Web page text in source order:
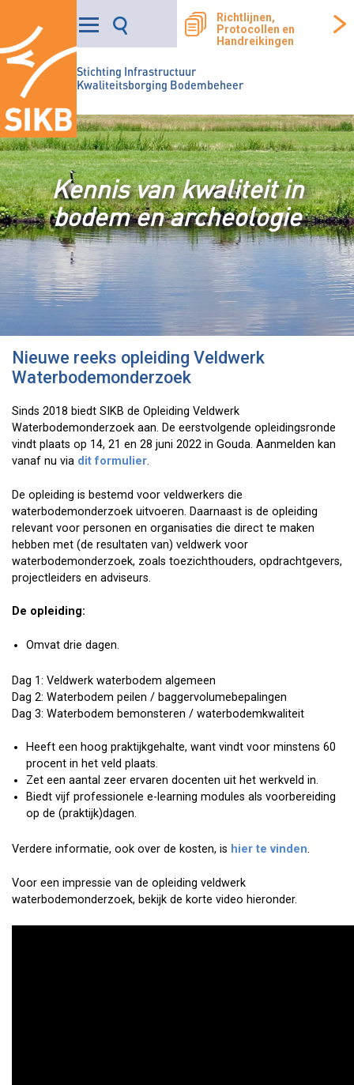
Stichting Infrastructuur
Kwaliteitsborging Bodembeheer
Richtlijnen,
Protocollen en
Handreikingen
Kennis van kwaliteit in
bodem en archeologie
Nieuwe reeks opleiding Veldwerk
Waterbodemonderzoek
Sinds 2018 biedt SIKB de Opleiding Veldwerk
Waterbodemonderzoek aan. De eerstvolgende opleidingsronde
vindt plaats op 14, 21 en 28 juni 2022 in Gouda. Aanmelden kan
vanaf nu via dit formulier.
De opleiding is bestemd voor veldwerkers die
waterbodemonderzoek uitvoeren. Daarnaast is de opleiding
relevant voor personen en organisaties die direct te maken
hebben met (de resultaten van) veldwerk voor
waterbodemonderzoek, zoals toezichthouders, opdrachtgevers,
projectleiders en adviseurs.
De opleiding:
Omvat drie dagen.
Dag 1: Veldwerk waterbodem algemeen
Dag 2: Waterbodem peilen / baggervolumebepalingen
Dag 3: Waterbodem bemonsteren / waterbodemkwaliteit
Heeft een hoog praktijkgehalte, want vindt voor minstens 60
procent in het veld plaats.
Zet een aantal zeer ervaren docenten uit het werkveld in.
Biedt vijf professionele e-learning modules als voorbereiding
op de (praktijk)dagen.
Verdere informatie, ook over de kosten, is hier te vinden.
Voor een impressie van de opleiding veldwerk
waterbodemonderzoek, bekijk de korte video hieronder.